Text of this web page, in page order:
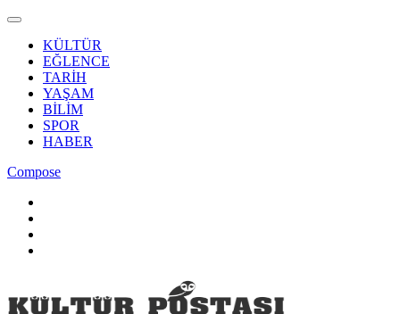
KÜLTÜR
EĞLENCE
TARİH
YAŞAM
BİLİM
SPOR
HABER
Compose